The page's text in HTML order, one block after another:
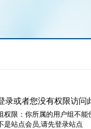
录或者您没有权限访问
权限：你所属的用户组不能
是站点会员,请先登录站点